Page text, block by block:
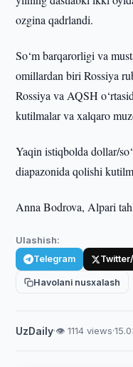
ozgina qadrlandi.
So‘m barqarorligi va
omillardan biri Rossiya
Rossiya va AQSH
kutilmalar va xalqaro
Yaqin istiqbolda dollar/
diapazonida qolishi
Anna Bodrova, Alpari
Ulashish:
Telegram
Havolani nusxalash
UzDaily·👁 1114 views·